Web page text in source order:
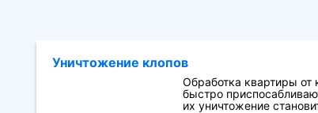
Уничтожение клопов
Обработка квартиры
быстро
их уничтожение